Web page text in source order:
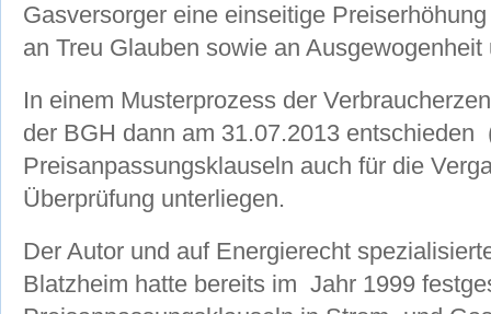
Gasversorger eine einseitige
an Treu Glauben sowie an
In einem Musterprozess der
der BGH dann am 31.07.2013
Preisanpassungsklauseln auch für die
Überprüfung unterliegen.
Der Autor und auf Energierecht
Blatzheim hatte bereits im Jahr 1999